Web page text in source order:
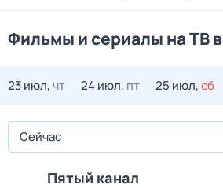
Фильмы и сериалы на ТВ в
23 июл,чт 24 июл, пт 25 июл,сб
Сейчас
Пятый канал